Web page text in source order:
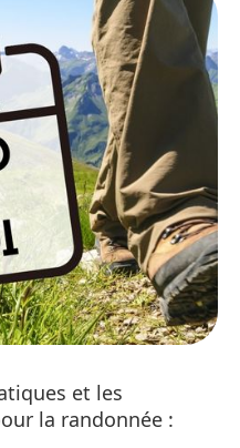
et les
la randonnée :